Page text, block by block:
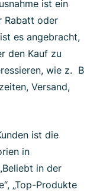
ist ein
Rabatt oder
es angebracht,
den Kauf zu
wie z. B
Versand,
ist die
in
in der
„Top-Produkte